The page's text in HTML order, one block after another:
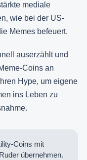
mediale
wie bei der US-
Memes befeuert.
auserzählt und
Coins an
Hype, um eigene
ins Leben zu
Coins mit
übernehmen.